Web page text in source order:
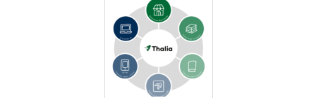
Leitfaden am
Beispiel eines
nachhalt...